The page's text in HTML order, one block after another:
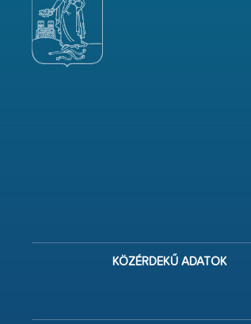
KÖZÉRDEKŰ ADATOK